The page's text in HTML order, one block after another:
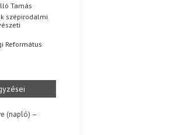
Tamás
szépirodalmi
Református
(napló) –